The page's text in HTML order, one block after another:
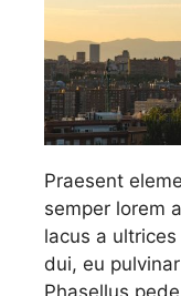
Praesent
semper lorem
lacus a
dui, eu
Phasellus